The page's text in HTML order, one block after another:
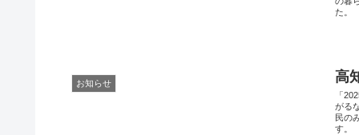
た。
お知らせ 高
「
がる
民の
す。